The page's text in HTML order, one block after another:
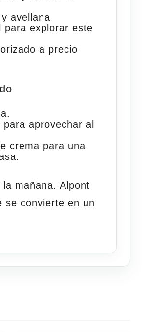
avellana
explorar este
a precio
para aprovechar al
crema para una
mañana. Alpont
se convierte en un